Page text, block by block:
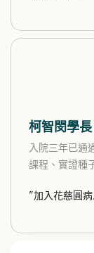
柯智閔學長
入院三年已通
課程、實證種
"加入花慈圓